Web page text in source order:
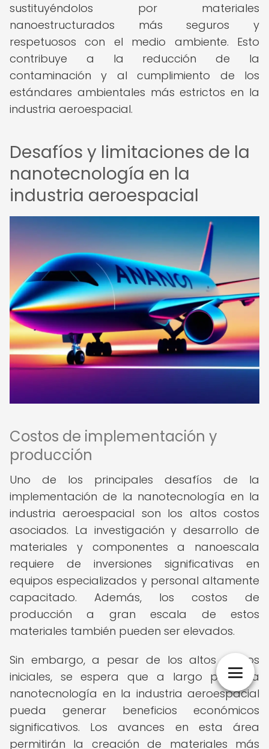
sustituyéndolos por materiales
nanoestructurados más seguros y
respetuosos con el medio ambiente. Esto
contribuye a la reducción de la
contaminación y al cumplimiento de los
estándares ambientales más estrictos en la
industria aeroespacial.
Desafíos y limitaciones de la
nanotecnología en la
industria aeroespacial
Costos de implementación y
producción
Uno de los principales desafíos de la
implementación de la nanotecnología en la
industria aeroespacial son los altos costos
asociados. La investigación y desarrollo de
materiales y componentes a nanoescala
requiere de inversiones significativas en
equipos especializados y personal altamente
capacitado. Además, los costos de
producción a gran escala de estos
materiales también pueden ser elevados.
Sin embargo, a pesar de los altos costos
iniciales, se espera que a largo plazo la
nanotecnología en la industria aeroespacial
pueda generar beneficios económicos
significativos. Los avances en esta área
permitirán la creación de materiales más